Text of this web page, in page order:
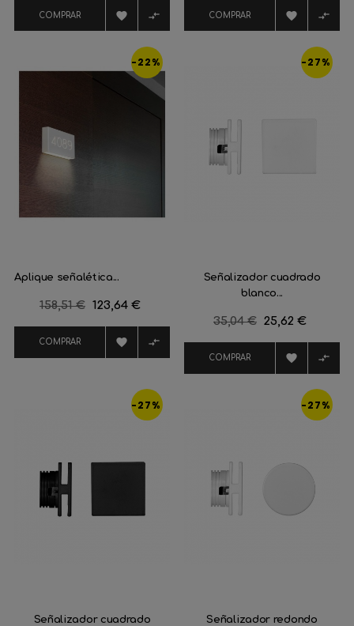
COMPRAR   COMPRAR  
-22%
Aplique señalética...
Precio
158,51 € Precio
123,64 €
COMPRAR  
-27%
Señalizador cuadrado
blanco...
Precio
35,04 € Precio
25,62 €
COMPRAR  
-27%
Señalizador cuadrado
-27%
Señalizador redondo